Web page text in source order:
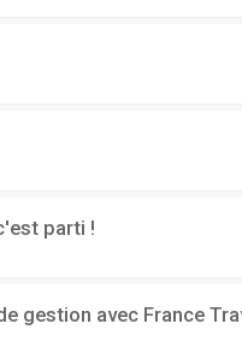
parti !
gestion avec France